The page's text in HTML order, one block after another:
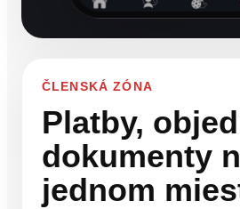
ČLENSKÁ ZÓNA
Platby,
dokumenty
jednom